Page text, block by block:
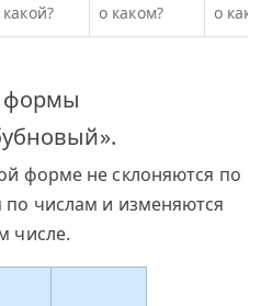
о каком? о
формы
форме не склоняются по
числам и изменяются
числе.